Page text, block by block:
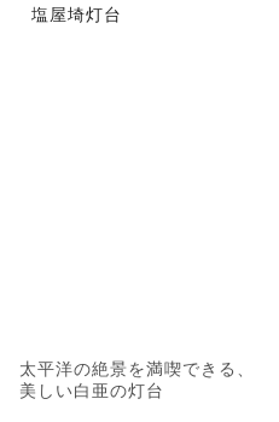
塩屋埼灯台
太平洋の絶景を満喫できる、
美しい白亜の灯台